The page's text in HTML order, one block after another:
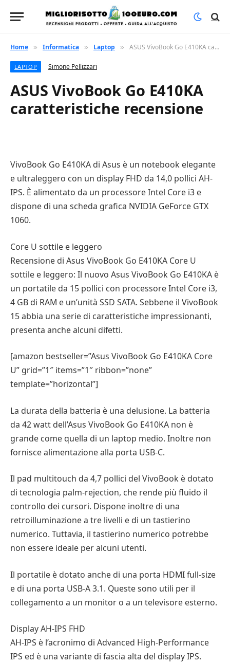
Home » Informatica » Laptop » ASUS VivoBook Go E410KA caratteristiche recensione
LAPTOP Simone Pellizzari
ASUS VivoBook Go E410KA
caratteristiche recensione
VivoBook Go E410KA di Asus è un notebook elegante
e ultraleggero con un display FHD da 14,0 pollici AH-
IPS. È alimentato da un processore Intel Core i3 e
dispone di una scheda grafica NVIDIA GeForce GTX
1060.
Core U sottile e leggero
Recensione di Asus VivoBook Go E410KA Core U
sottile e leggero: Il nuovo Asus VivoBook Go E410KA è
un portatile da 15 pollici con processore Intel Core i3,
4 GB di RAM e un’unità SSD SATA. Sebbene il VivoBook
15 abbia una serie di caratteristiche impressionanti,
presenta anche alcuni difetti.
[amazon bestseller=”Asus VivoBook Go E410KA Core
U” grid=”1″ items=”1″ ribbon=”none”
template=”horizontal”]
La durata della batteria è una delusione. La batteria
da 42 watt dell’Asus VivoBook Go E410KA non è
grande come quella di un laptop medio. Inoltre non
fornisce alimentazione alla porta USB-C.
Il pad multitouch da 4,7 pollici del VivoBook è dotato
di tecnologia palm-rejection, che rende più fluido il
controllo dei cursori. Dispone inoltre di una
retroilluminazione a tre livelli e di un tastierino
numerico. Tuttavia, il tastierino numerico potrebbe
non essere ideale per alcuni utenti.
Il portatile è dotato anche di una porta HDMI full-size
e di una porta USB-A 3.1. Queste sono utili per il
collegamento a un monitor o a un televisore esterno.
Display AH-IPS FHD
AH-IPS è l’acronimo di Advanced High-Performance
IPS ed è una variante di fascia alta del display IPS.